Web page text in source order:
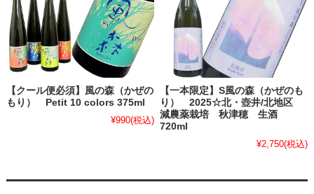
【クール便必須】風の森（かぜの
もり） Petit 10 colors 375ml
¥990(税込)
【一本限定】S風の森（かぜのも
り） 2025☆北・壺井/北地区
減農薬栽培 秋津穂 生酒
720ml
¥2,750(税込)